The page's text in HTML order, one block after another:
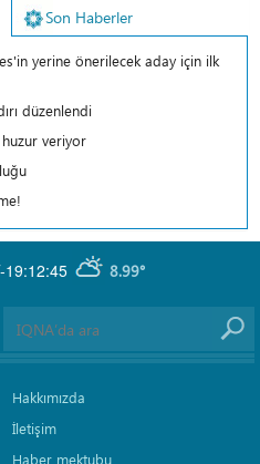
Son Haberler
yerine önerilecek aday için ilk
düzenlendi
veriyor
19:12:45 8.99°
Hakkımızda
İletişim
Haber mektubu